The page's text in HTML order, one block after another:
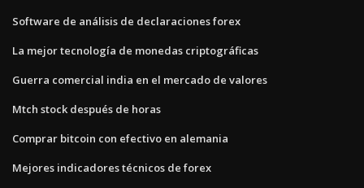
Software de análisis de declaraciones forex
La mejor tecnología de monedas criptográficas
Guerra comercial india en el mercado de valores
Mtch stock después de horas
Comprar bitcoin con efectivo en alemania
Mejores indicadores técnicos de forex